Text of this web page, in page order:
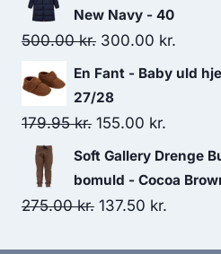
was:
129.95 kr..
New Navy - 40
500.00kr. Original
price
was:
500.00 kr..
300.00 kr.
price
En Fant - Baby uld
27/28
179.95kr. Original
price
was:
179.95 kr..
155.00 kr.
price
is:
Soft Gallery Drenge
bomuld - Cocoa
275.00kr. Original
137.50 kr.